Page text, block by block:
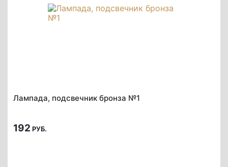
Лампада, подсвечник бронза №1
192 РУБ.